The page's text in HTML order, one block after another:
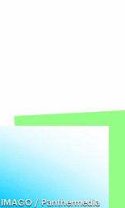
IMAGO / Panthermedia